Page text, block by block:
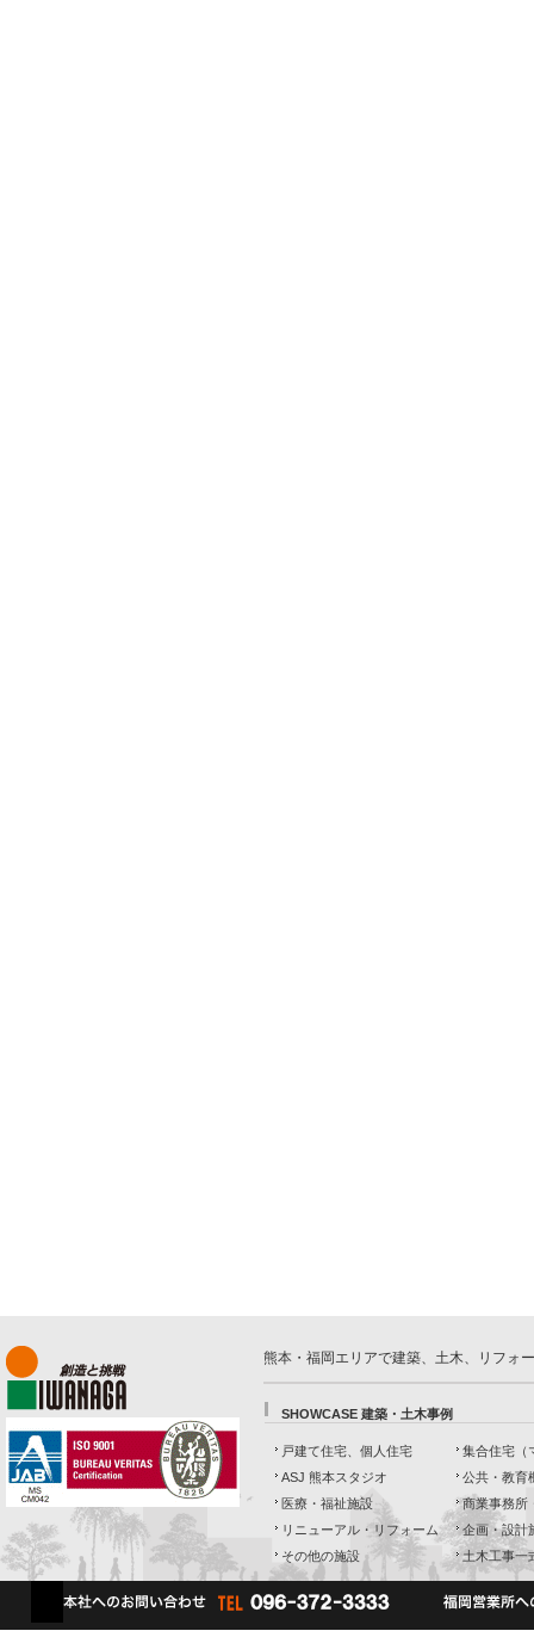
熊本・福岡エリアで建築、土木、リフォ
SHOWCASE 建築・土木事例
戸建て住宅、個人住宅
ASJ 熊本スタジオ
医療・福祉施設
リニューアル・リフォーム
その他の施設
集合住宅（
公共・教育
商業事務所
企画・設計
土木工事一